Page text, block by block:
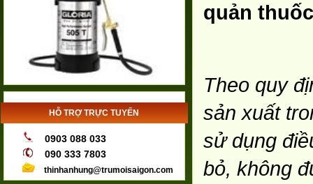
HỖ TRỢ TRỰC TUYẾN
0903 088 033
090 333 7803
thinhanhung@trumoisaigon.com
quản thuốc
Theo quy
sản xuất
sử dụng
bỏ, không